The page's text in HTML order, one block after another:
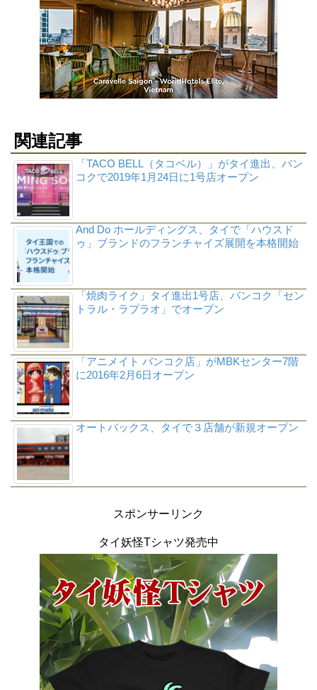
関連記事
「TACO BELL（タコベル）」がタイ進出、バン
コクで2019年1月24日に1号店オープン
And Do ホールディングス、タイで「ハウスド
ゥ」ブランドのフランチャイズ展開を本格開始
「焼肉ライク」タイ進出1号店、バンコク「セン
トラル・ラプラオ」でオープン
「アニメイト バンコク店」がMBKセンター7階
に2016年2月6日オープン
オートバックス、タイで３店舗が新規オープン
スポンサーリンク
タイ妖怪Tシャツ発売中